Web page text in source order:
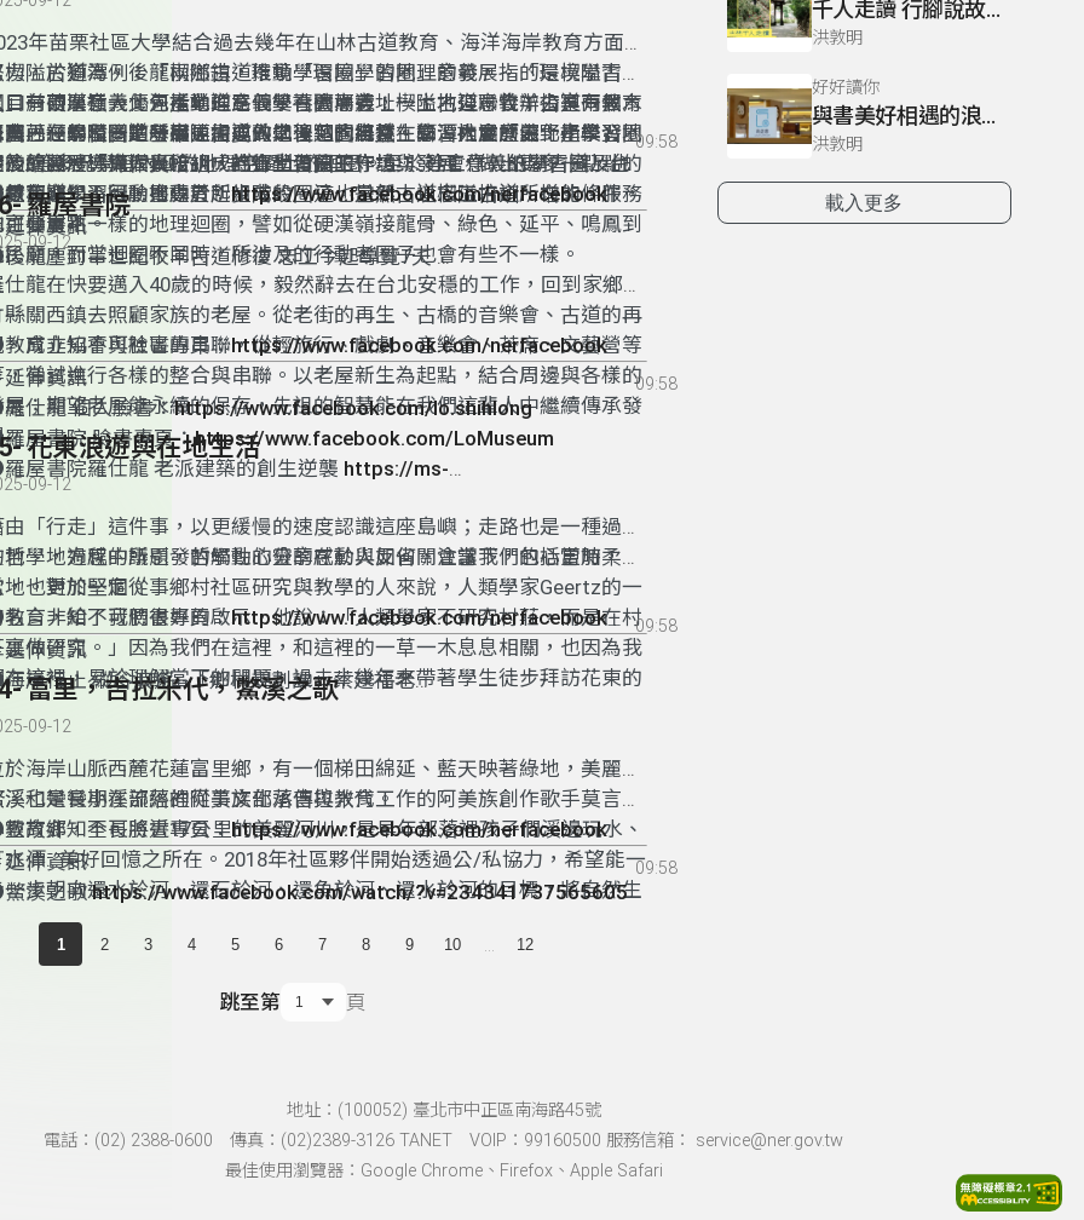
中英文好書，獲得社區民眾肯定，也成功凝聚百果山傳統聚落文化素
。 年苗栗社區大學結合過去幾年在山林古道教育、海洋海岸教育方面的
力，於獅潭、後龍兩鄉鎮，推動「環境學習圈」的發展。「環境學習
」有兩層意義，包括地理意義、社會意義：一、地理意義：指具有教育
習內涵的學習點所串連組成的地理迴圈場域。二、社會意義：指學習圈
及的團體機構個人所組成的行動者圈子。
楔隘古道為例：「楔隘古道環境學習圈」的地理意義，指的是楔隘古道
口→硬漢嶺→北河產業道路→雙喜礦場遺址→土地公聯合辦公室→黑木
農莊→錫隘隧道→楔隘古道入口。包含自然生態、人文歷史、產業發
......等多元學習內涵的地理空間上的迴圈。至於社會意義的學習圈，也
是相關學習行動推動者所組成的圈子，當然，以楔隘古道所在的條件，
可發展不一樣的地理迴圈，譬如從硬漢嶺接龍骨、綠色、延平、鳴鳳到
民廟，而當迴圈不同時，所涉及的行動者圈子也會有些不一樣。
目前苗栗社大優先推動的三個學習圈而言，楔隘古道、牧羊古道兩個學
圈已經累積一定基礎，需要做學習點的統整、學習內涵的深化、學習地
的繪製、導覽人員培訓、社會學習圈工作坊......等工作，紙湖古道及台
線舊道學習圈，則處於起步階段，這也是新古道志工培訓、增能、服務
主要重點。
來，在學習圈的發展更加成熟之後，也將會在獅潭推展「山野學校」，
後龍發展「海岸學校」，為鄉土價值的守護與發展，做出更多一點點的
獻。
育非知不可臉書專頁：https://www.facebook.com/nerfacebook
延伸資訊
龍塵封半世紀牧羊古道修復 志工今起導覽7天
news.ltn.com.tw/news/life/breakingnews/3511304
09:58
羅屋書院
09-12
仕龍在快要邁入40歲的時候，毅然辭去在台北安穩的工作，回到家鄉新
縣關西鎮去照顧家族的老屋。從老街的再生、古橋的音樂會、古道的再
、成立協會與社區的串聯，從輕旅行、戲劇、音樂會、茶席、文藝營等
，嘗試進行各樣的整合與串聯。以老屋新生為起點，結合周邊與各樣的
展；期望老屋能永續的保存，先祖的智慧能在我們這輩人中繼續傳承發
。
育非知不可臉書專頁：https://www.facebook.com/nerfacebook
延伸資訊
仕龍 個人臉書：https://www.facebook.com/lo.shihlong
屋書院 臉書專頁：https://www.facebook.com/LoMuseum
屋書院羅仕龍 老派建築的創生逆襲 https://ms-
09:58
花東浪遊與在地生活
09-12
由「行走」這件事，以更緩慢的速度認識這座島嶼；走路也是一種過程
哲學，過程中所引發的觸動心靈的感動與反省，會讓我們的心更加柔
，也更加堅定。
地、地方感的議題，哲學性的分享在於人如何關注當下，包括當時，和
地。對於一個從事鄉村社區研究與教學的人來說，人類學家Geertz的一
名言，給了我們很好的啟示，他說：「人類學家不研究村莊，而是在村
裏做研究。」因為我們在這裡，和這裡的一草一木息息相關，也因為我
在這裡，易於理解當下的問題。過去十幾年來帶著學生徒步拜訪花東的
莊，就是希望藉由最親密的接觸，了解地方，建立起地方社會的現實
。當走過滿地落果的柚子園，我們直接理解到農業生產的供需失衡，當
現園子裡到處都是索套、獸夾，我們也清楚認知到正在發生的人獸衝
。藉由「此時此地」的觀想，讓我們成為具備勇氣和智慧的人。
育非知不可臉書專頁：https://www.facebook.com/nerfacebook
延伸資訊
岸行止 縱谷浪遊--「鄉村規劃課」蔡建福老
09:58
富里，吉拉米代，鱉溪之歌
09-12
於海岸山脈西麓花蓮富里鄉，有一個梯田綿延、藍天映著綠地，美麗的
溪和彎彎小溪流經的阿美族部落吉拉米代。
溪也是長期在部落裡從事文化承傳與教育工作的阿美族創作歌手莫言的
靈故鄉，全長將近17公里的美麗河川，是早年部落裡孩子們溪邊玩水、
水漂…美好回憶之所在。2018年社區夥伴開始透過公/私協力，希望能一
一步朝向還水於河、還石於河、還魚於河、還水於河的目標，將自然生
還給鱉溪。近年並提出「鱉溪米—農民守護河川計畫」，訂定鱉溪生態
生產公約：在農田生產的時候要採用對生態影響最少的農法進行耕作，
育非知不可臉書專頁：https://www.facebook.com/nerfacebook
延伸資訊
溪之歌https://www.facebook.com/watch/?v=234341737565605
09:58
1 2 3 4 5 6 7 8 9 10 12
跳至第 頁
千人走讀 行腳說故事聽歷史
洪敦明
好好讀你
與書美好相遇的浪漫書戀-高市圖
洪敦明
載入更多
地址：(100052) 臺北市中正區南海路45號
電話：(02) 2388-0600 傳真：(02)2389-3126 TANET VOIP：99160500 服務信箱： service@ner.gov.tw
最佳使用瀏覽器：Google Chrome、Firefox、Apple Safari